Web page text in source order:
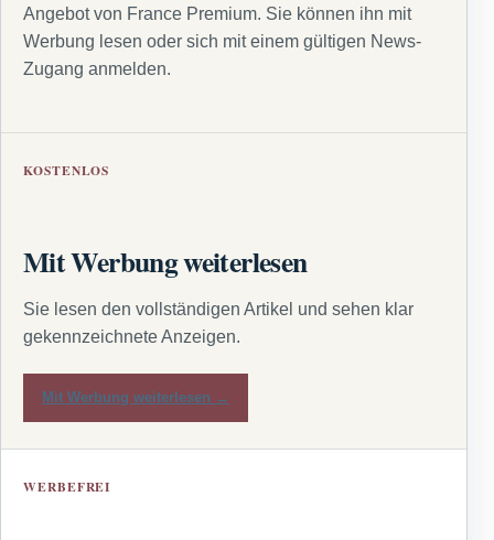
Angebot von France Premium. Sie können ihn mit
Werbung lesen oder sich mit einem gültigen News-
Zugang anmelden.
KOSTENLOS
Mit Werbung weiterlesen
Sie lesen den vollständigen Artikel und sehen klar
gekennzeichnete Anzeigen.
Mit Werbung weiterlesen →
WERBEFREI